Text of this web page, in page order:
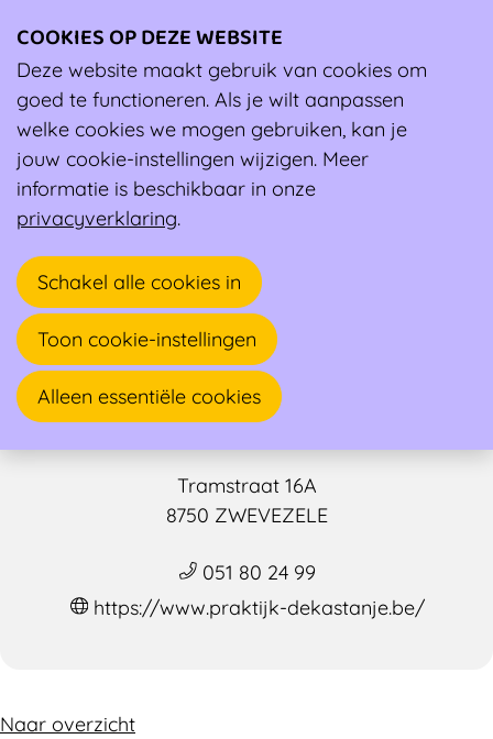
Ambassadeur
Simon Claeys
Tramstraat 16A
8750 ZWEVEZELE
051 80 24 99
https://www.praktijk-dekastanje.be/
Naar overzicht
COOKIES OP DEZE WEBSITE
Deze website maakt gebruik van cookies om
goed te functioneren. Als je wilt aanpassen
welke cookies we mogen gebruiken, kan je
jouw cookie-instellingen wijzigen. Meer
informatie is beschikbaar in onze
privacyverklaring.
Schakel alle cookies in
Toon cookie-instellingen
Alleen essentiële cookies